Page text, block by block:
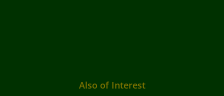
Also of Interest